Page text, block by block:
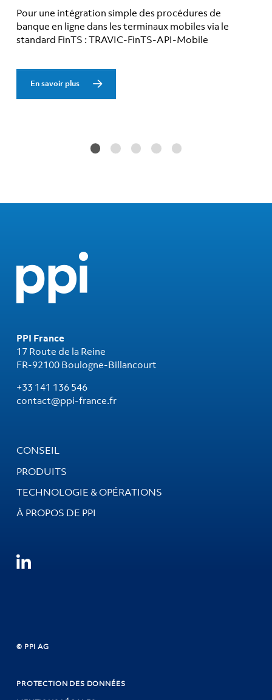
Pour une intégration simple des procédures de
banque en ligne dans les terminaux mobiles via le
standard FinTS : TRAVIC-FinTS-API-Mobile
En savoir plus
PPI France
17 Route de la Reine
FR-92100 Boulogne-Billancourt
+33 141 136 546
contact@ppi-france.fr
CONSEIL
PRODUITS
TECHNOLOGIE & OPÉRATIONS
À PROPOS DE PPI
© PPI AG
PROTECTION DES DONNÉES